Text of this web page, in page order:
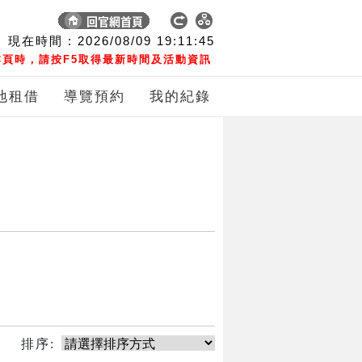
現在時間 : 2026/08/09 19:11:45
時，請按F5取得最新時間及活動資訊
租借 導覽預約 我的紀錄
排序: